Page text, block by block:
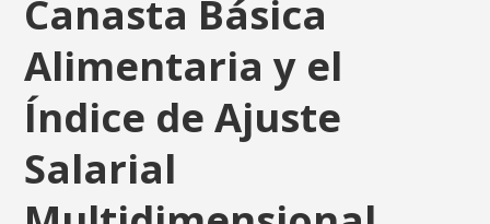
Canasta Básica
Alimentaria y el
Índice de Ajuste
Salarial